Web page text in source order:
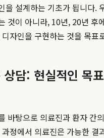
을 설계하는 기초가 됩니다.
것이 아니라, 10년, 20년 후
자인을 구현하는 것을 목표
담: 현실적인 목
바탕으로 의료진과 환자 간
정에서 의료진은 가능한 결